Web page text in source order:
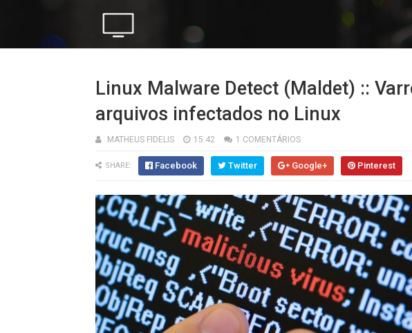
Linux Malware Detect (Maldet) ::
arquivos infectados no Linux
MATHEUS FIDELIS 15:42 1 COMENTÁRIOS
SHARE: Facebook Twitter Google+ Pinterest